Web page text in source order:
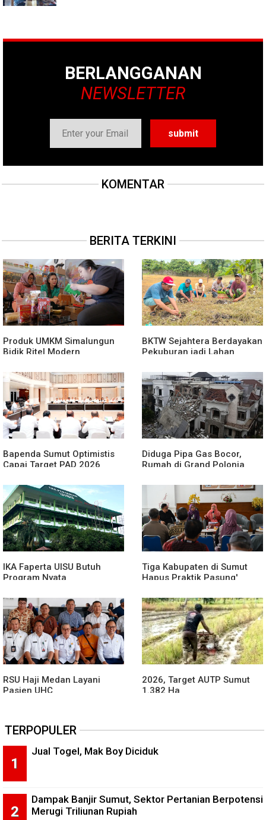
BERLANGGANAN
NEWSLETTER
KOMENTAR
BERITA TERKINI
Produk UMKM Simalungun
Bidik Ritel Modern
BKTW Sejahtera Berdayakan
Pekuburan jadi Lahan
Bapenda Sumut Optimistis
Capai Target PAD 2026
Diduga Pipa Gas Bocor,
Rumah di Grand Polonia
IKA Faperta UISU Butuh
Program Nyata
Tiga Kabupaten di Sumut
Hapus Praktik Pasung'
RSU Haji Medan Layani
Pasien UHC
2026, Target AUTP Sumut
1.382 Ha
TERPOPULER
Jual Togel, Mak Boy Diciduk
Dampak Banjir Sumut, Sektor Pertanian Berpotensi
Merugi Triliunan Rupiah